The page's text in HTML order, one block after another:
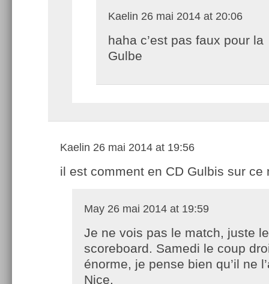
Kaelin 26 mai 2014 at 20:06
haha c’est pas faux pour la
Gulbe
Kaelin 26 mai 2014 at 19:56
il est comment en CD Gulbis sur ce
May 26 mai 2014 at 19:59
Je ne vois pas le match, juste le
scoreboard. Samedi le coup
énorme, je pense bien qu’il ne
Nice.